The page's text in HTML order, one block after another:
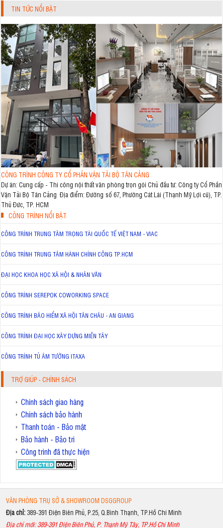
TIN TỨC NỔI BẬT
CÔNG TRÌNH CÔNG TY CỔ PHẦN VẬN TẢI BỘ TÂN CẢNG
Dự án: Cung cấp - Thi công nội thất văn phòng trọn gói Chủ đầu tư: Công ty Cổ Phần
Vận Tải Bộ Tân Cảng Địa điểm: Đường số 67, Phường Cát Lái (Thạnh Mỹ Lợi cũ), TP.
Thủ Đức, TP. HCM
CÔNG TRÌNH NỔI BẬT
CÔNG TRÌNH TRUNG TÂM TRỌNG TÀI QUỐC TẾ VIỆT NAM - VIAC
CÔNG TRÌNH TRUNG TÂM HÀNH CHÍNH CÔNG TP.HCM
ĐẠI HỌC KHOA HỌC XÃ HỘI & NHÂN VĂN
CÔNG TRÌNH SEREPOK COWORKING SPACE
CÔNG TRÌNH BẢO HIỂM XÃ HỘI TÂN CHÂU - AN GIANG
CÔNG TRÌNH ĐẠI HỌC XÂY DỰNG MIỀN TÂY
CÔNG TRÌNH TỦ ÂM TƯỜNG ITAXA
TRỢ GIÚP - CHÍNH SÁCH
Chính sách giao hàng
Chính sách bảo hành
Thanh toán - Bảo mật
Bảo hành - Bảo trì
Công trình đã thực hiện
VĂN PHÒNG TRỤ SỞ & SHOWROOM DSGGROUP
Địa chỉ: 389-391 Điện Biên Phủ, P.25, Q.Bình Thạnh, TP.Hồ Chí Minh
Địa chỉ mới: 389-391 Điện Biên Phủ, P. Thạnh Mỹ Tây, TP.Hồ Chí Minh